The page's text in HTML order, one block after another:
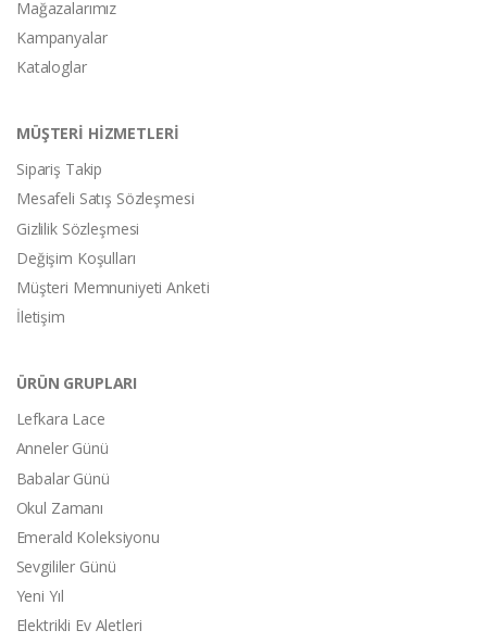
Mağazalarımız
Kampanyalar
Kataloglar
MÜŞTERİ HİZMETLERİ
Sipariş Takip
Mesafeli Satış Sözleşmesi
Gizlilik Sözleşmesi
Değişim Koşulları
Müşteri Memnuniyeti Anketi
İletişim
ÜRÜN GRUPLARI
Lefkara Lace
Anneler Günü
Babalar Günü
Okul Zamanı
Emerald Koleksiyonu
Sevgililer Günü
Yeni Yıl
Elektrikli Ev Aletleri